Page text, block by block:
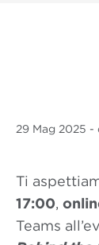
29 Mag 2025 -
Ti
17:00,
Teams